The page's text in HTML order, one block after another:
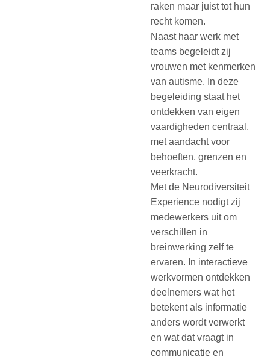
raken maar juist tot hun
recht komen.
Naast haar werk met
teams begeleidt zij
vrouwen met kenmerken
van autisme. In deze
begeleiding staat het
ontdekken van eigen
vaardigheden centraal,
met aandacht voor
behoeften, grenzen en
veerkracht.
Met de Neurodiversiteit
Experience nodigt zij
medewerkers uit om
verschillen in
breinwerking zelf te
ervaren. In interactieve
werkvormen ontdekken
deelnemers wat het
betekent als informatie
anders wordt verwerkt
en wat dat vraagt in
communicatie en